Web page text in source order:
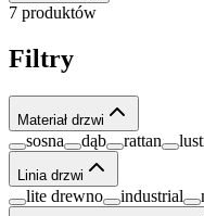
7 produktów
Filtry
Materiał drzwi
sosna dąb rattan
Linia drzwi
lite drewno industrial